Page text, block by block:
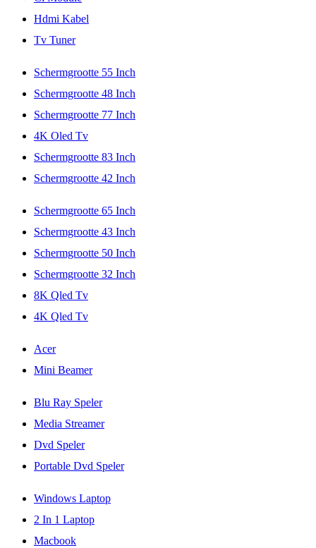
Hdmi Kabel
Tv Tuner
Schermgrootte 55 Inch
Schermgrootte 48 Inch
Schermgrootte 77 Inch
4K Oled Tv
Schermgrootte 83 Inch
Schermgrootte 42 Inch
Schermgrootte 65 Inch
Schermgrootte 43 Inch
Schermgrootte 50 Inch
Schermgrootte 32 Inch
8K Qled Tv
4K Qled Tv
Acer
Mini Beamer
Blu Ray Speler
Media Streamer
Dvd Speler
Portable Dvd Speler
Windows Laptop
2 In 1 Laptop
Macbook